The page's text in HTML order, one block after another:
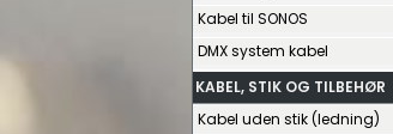
Kabel til SONOS
DMX system kabel
KABEL, STIK OG TILBEHØR
Kabel uden stik (ledning)